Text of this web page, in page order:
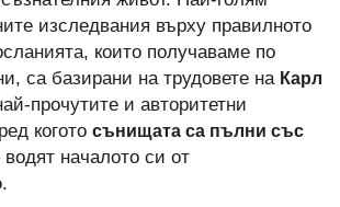
изследвания върху правилното
които получаваме по
са базирани на трудовете на Карл
прочутите и авторитетни
когото сънищата са пълни със
водят началото си от
.